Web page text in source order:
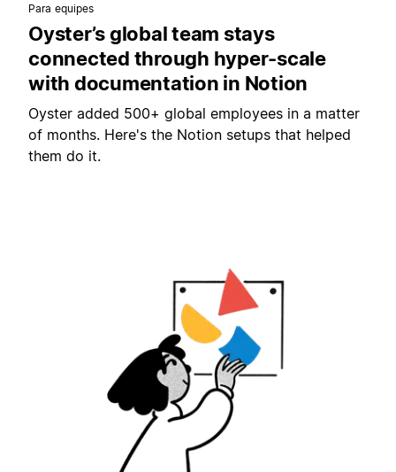
Para equipes
Oyster’s global team stays
connected through hyper-scale
with documentation in Notion
Oyster added 500+ global employees in a matter
of months. Here's the Notion setups that helped
them do it.